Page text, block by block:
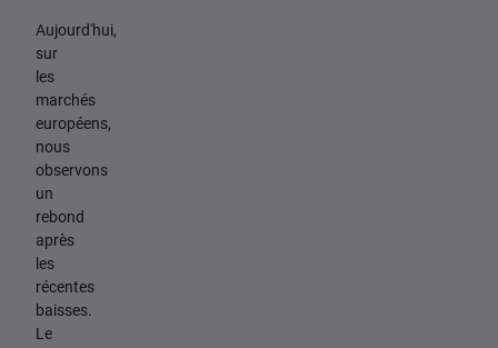
Aujourd'hui,
sur
les
marchés
européens,
nous
observons
un
rebond
après
les
récentes
baisses.
Le